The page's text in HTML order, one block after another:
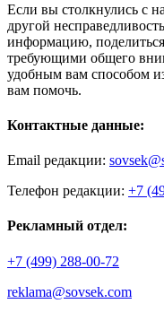
Если вы столкнулись с
другой
информацию,
требующими общего
удобным вам способом
вам помочь.
Контактные данные:
Email редакции:
Телефон редакции: +7
Рекламный отдел:
+7 (499) 288-00-72
reklama@sovsek.com